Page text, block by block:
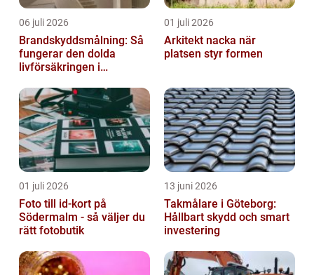
06 juli 2026
Brandskyddsmålning: Så
fungerar den dolda
livförsäkringen i
01 juli 2026
Arkitekt nacka när
platsen styr formen
01 juli 2026
Foto till id-kort på
Södermalm - så väljer du
rätt fotobutik
13 juni 2026
Takmålare i Göteborg:
Hållbart skydd och smart
investering